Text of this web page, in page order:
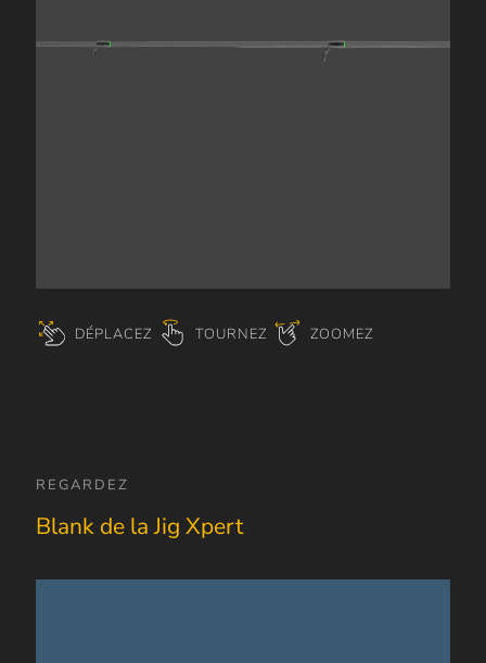
DÉPLACEZ TOURNEZ ZOOMEZ
REGARDEZ
Blank de la Jig Xpert